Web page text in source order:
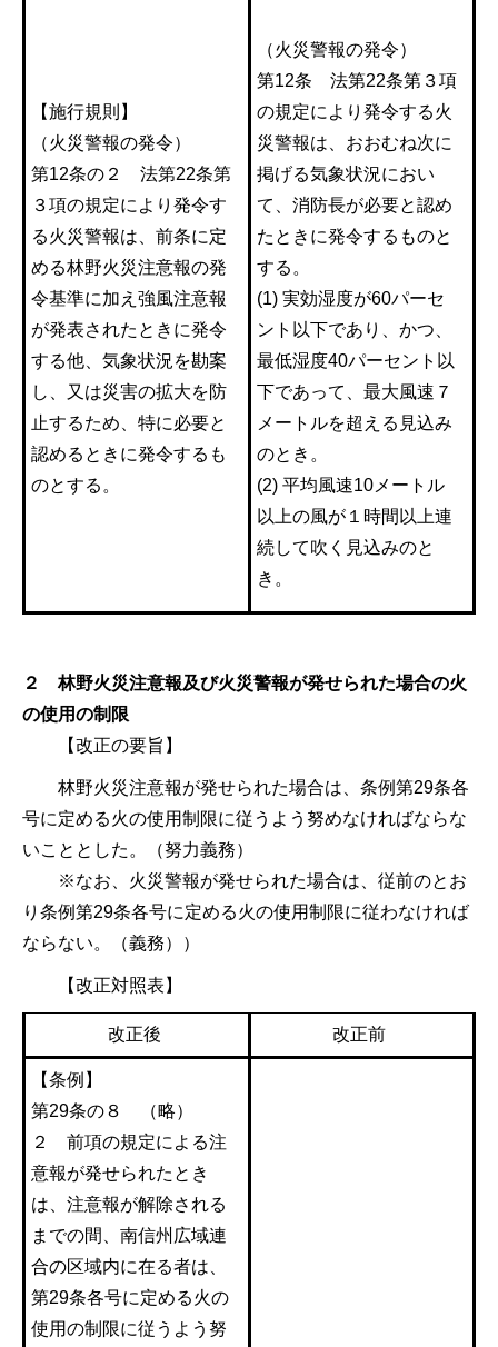
【施行規則】
（火災警報の発令）
第12条の２ 法第22条第
３項の規定により発令す
る火災警報は、前条に定
める林野火災注意報の発
令基準に加え強風注意報
が発表されたときに発令
する他、気象状況を勘案
し、又は災害の拡大を防
止するため、特に必要と
認めるときに発令するも
のとする。
（火災警報の発令）
第12条 法第22条第３項
の規定により発令する火
災警報は、おおむね次に
掲げる気象状況におい
て、消防長が必要と認め
たときに発令するものと
する。
(1) 実効湿度が60パーセ
ント以下であり、かつ、
最低湿度40パーセント以
下であって、最大風速７
メートルを超える見込み
のとき。
(2) 平均風速10メートル
以上の風が１時間以上連
続して吹く見込みのと
き。
２ 林野火災注意報及び火災警報が発せられた場合の火
の使用の制限
【改正の要旨】
林野火災注意報が発せられた場合は、条例第29条各
号に定める火の使用制限に従うよう努めなければならな
いこととした。（努力義務）
※なお、火災警報が発せられた場合は、従前のとお
り条例第29条各号に定める火の使用制限に従わなければ
ならない。（義務））
【改正対照表】
改正後 改正前
【条例】
第29条の８ （略）
２ 前項の規定による注
意報が発せられたとき
は、注意報が解除される
までの間、南信州広域連
合の区域内に在る者は、
第29条各号に定める火の
使用の制限に従うよう努